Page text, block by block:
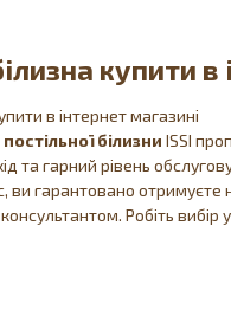
купити в
в інтернет магазині
білизни ISSI
та гарний рівень
ви гарантовано отримуєте
Робіть